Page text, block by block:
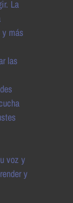
La
más
las
voz y
y